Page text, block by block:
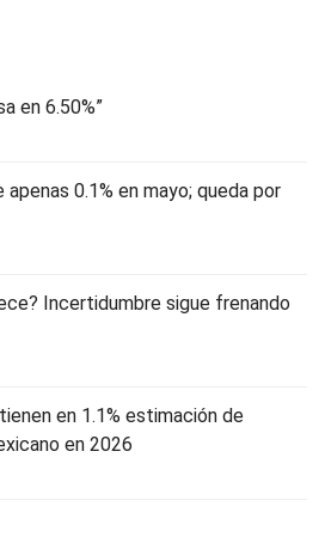
en 6.50%”
0.1% en mayo; queda por
Incertidumbre sigue frenando
en 1.1% estimación de
en 2026